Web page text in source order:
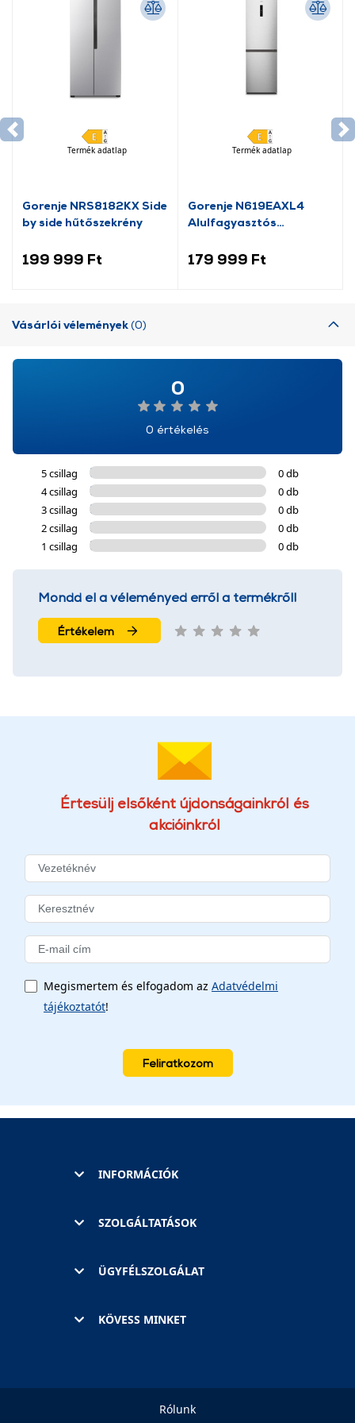
Termék adatlap
Gorenje NRS8182KX Side
by side hűtőszekrény
199 999 Ft
Termék adatlap
Gorenje N619EAXL4
Alulfagyasztós
179 999 Ft
Vásárlói vélemények(0)
0
0 értékelés
5 csillag
0 db
4 csillag
0 db
3 csillag
0 db
2 csillag
0 db
1 csillag
0 db
Mondd el a véleményed erről a termékről!
Értékelem
Értesülj elsőként újdonságainkról és
akcióinkról
Megismertem és elfogadom az Adatvédelmi
tájékoztatót!
Feliratkozom
INFORMÁCIÓK
SZOLGÁLTATÁSOK
ÜGYFÉLSZOLGÁLAT
KÖVESS MINKET
Rólunk